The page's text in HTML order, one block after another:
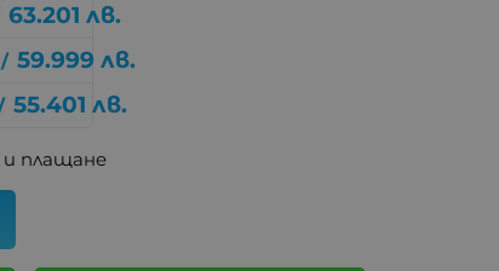
63.201 лв.
/ 59.999 лв.
55.401 лв.
плащане